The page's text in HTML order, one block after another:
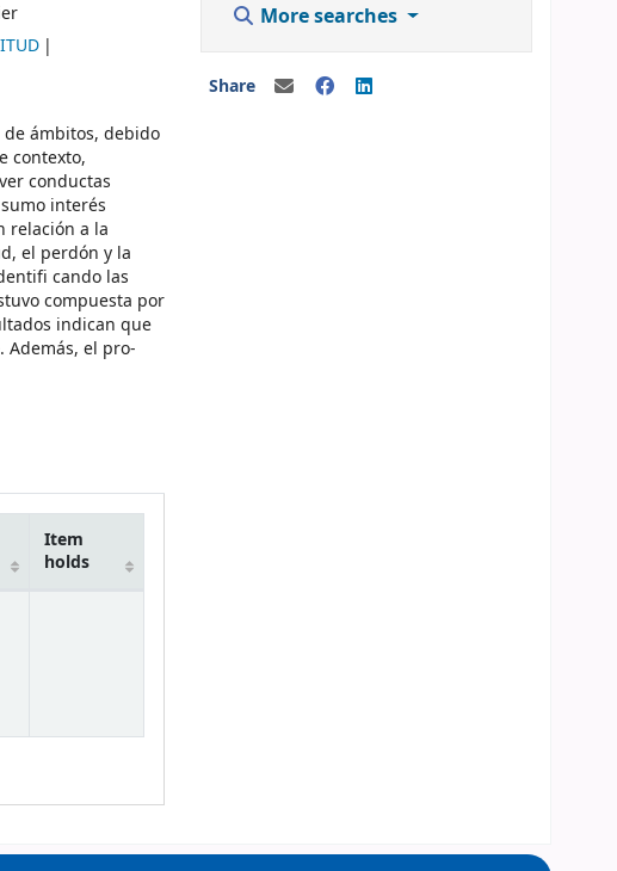
de ámbitos, debido
contexto,
conductas
interés
relación a la
el perdón y la
cando las
compuesta por
indican que
el pro-
Item
holds
More searches
Share